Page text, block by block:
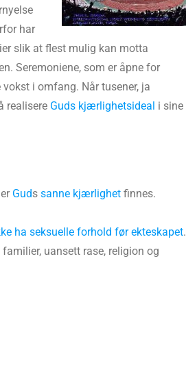
har
slik at flest mulig kan motta
Seremoniene, som er åpne for
i omfang. Når tusener, ja
realisere Guds kjærlighetsideal i sine
Guds sanne kjærlighet finnes.
ha seksuelle forhold før ekteskapet.
uansett rase, religion og